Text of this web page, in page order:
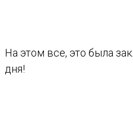
На этом все, это была
дня!